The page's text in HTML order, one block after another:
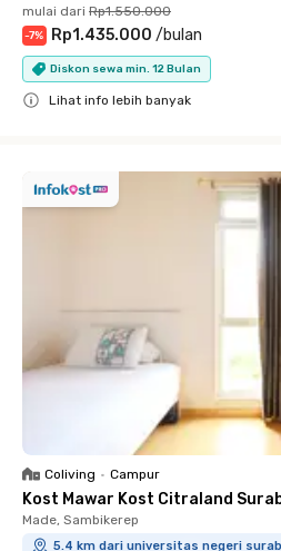
mulai dari Rp1.550.000
-7% Rp1.435.000 /bulan
Diskon sewa min. 12 Bulan
Lihat info lebih banyak
Coliving • Campur
Kost Mawar Kost Citraland
Made, Sambikerep
5.4 km dari universitas negeri